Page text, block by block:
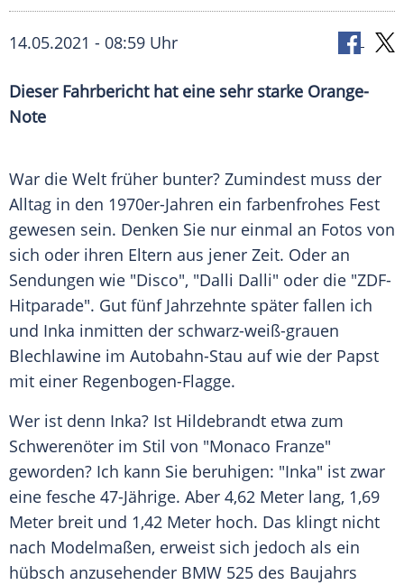
14.05.2021 - 08:59 Uhr
Dieser Fahrbericht hat eine sehr starke Orange-
Note
War die Welt früher bunter? Zumindest muss der
Alltag in den 1970er-Jahren ein farbenfrohes Fest
gewesen sein. Denken Sie nur einmal an Fotos von
sich oder ihren Eltern aus jener Zeit. Oder an
Sendungen wie "Disco", "Dalli Dalli" oder die "ZDF-
Hitparade". Gut fünf Jahrzehnte später fallen ich
und Inka inmitten der schwarz-weiß-grauen
Blechlawine im Autobahn-Stau auf wie der Papst
mit einer Regenbogen-Flagge.
Wer ist denn Inka? Ist Hildebrandt etwa zum
Schwerenöter im Stil von "Monaco Franze"
geworden? Ich kann Sie beruhigen: "Inka" ist zwar
eine fesche 47-Jährige. Aber 4,62 Meter lang, 1,69
Meter breit und 1,42 Meter hoch. Das klingt nicht
nach Modelmaßen, erweist sich jedoch als ein
hübsch anzusehender BMW 525 des Baujahrs